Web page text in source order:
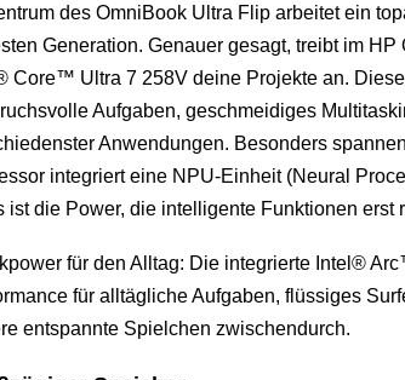
des OmniBook Ultra Flip arbeitet ein
Generation. Genauer gesagt, treibt im
Core™ Ultra 7 258V deine Projekte an.
Aufgaben, geschmeidiges
Anwendungen. Besonders
integriert eine NPU-Einheit (Neural
ist die Power, die intelligente Funktionen erst
für den Alltag: Die integrierte Intel®
für alltägliche Aufgaben, flüssiges
entspannte Spielchen zwischendurch.